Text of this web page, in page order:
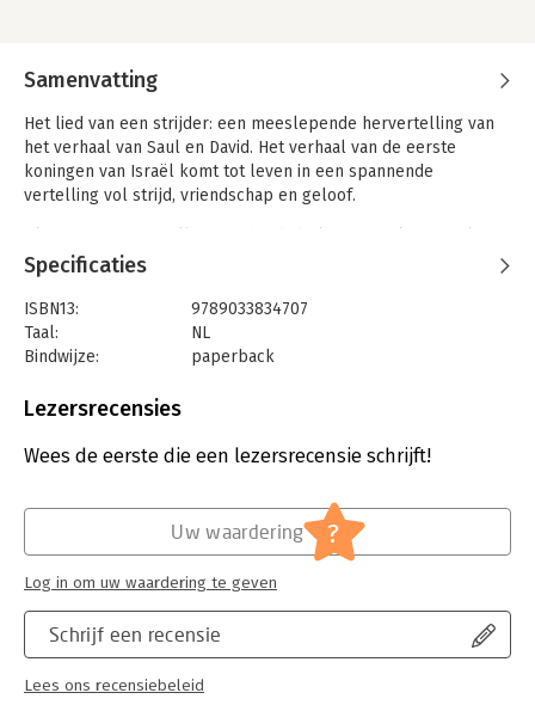
Samenvatting
Het lied van een strijder: een meeslepende hervertelling van
het verhaal van Saul en David. Het verhaal van de eerste
koningen van Israël komt tot leven in een spannende
vertelling vol strijd, vriendschap en geloof.
David
• met toelichting op de keuzes die zijn gemaakt, bijbehorende
bijbelteksten en gespreksvragen
• thema’s: leiderschap, geloof en strijd om de macht
• geschikt voor kinderen van 8-12 jaar
Katy Morgan is redacteur bij The Good Book Company en heeft
een masterdiploma in Klassieke Talen van de Universiteit van
Cambridge.
Specificaties
ISBN13:
9789033834707
Taal:
NL
Bindwijze:
paperback
Uitgever:
Verschijningsdatum:
26-1-2026
Lezersrecensies
Wees de eerste die een lezersrecensie schrijft!
Schrijf een recensie
Lees ons recensiebeleid
Uw waardering ?
Log in om uw waardering te geven